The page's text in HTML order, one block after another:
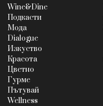
Wine&Dine
Подкасти
Мода
Dialogue
Изкуство
Красота
Цветно
Гурме
Пътувай
Wellness